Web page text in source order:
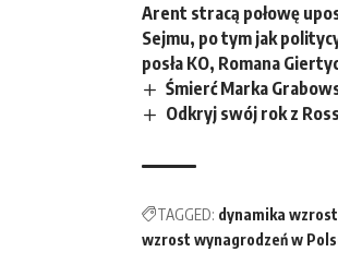
Arent stracą połowę
Sejmu, po tym jak
posła KO, Romana
Śmierć Marka
Odkryj swój rok z
TAGGED: dynamika
wzrost wynagrodzeń w